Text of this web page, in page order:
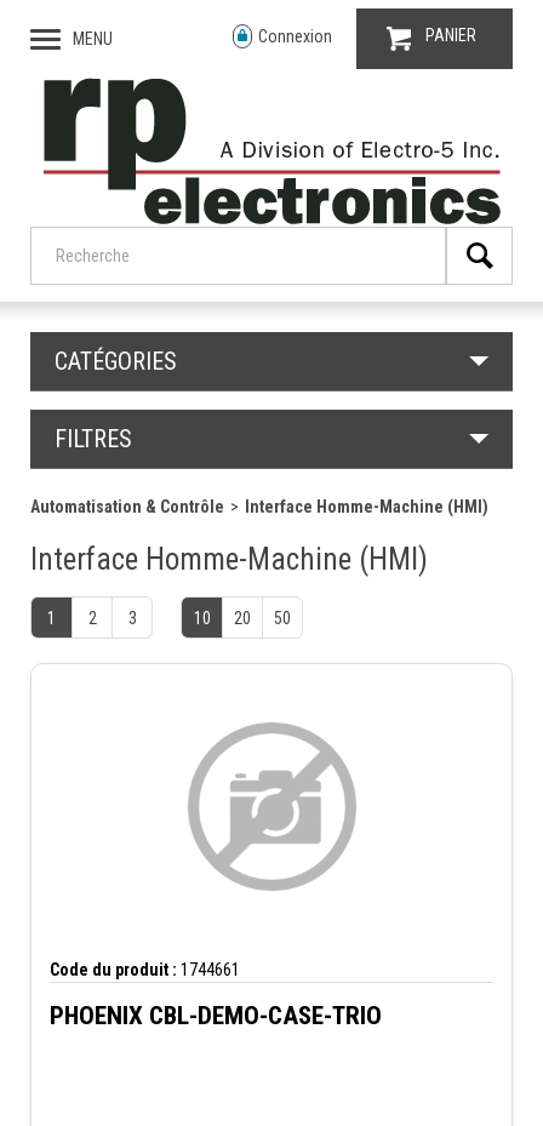
MENU Connexion PANIER
CATÉGORIES
FILTRES
Automatisation & Contrôle Interface Homme-Machine (HMI)
Interface Homme-Machine (HMI)
1 2 3 10 20 50
Code du produit : 1744661
PHOENIX CBL-DEMO-CASE-TRIO